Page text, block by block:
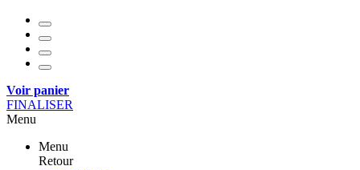
Voir panier
FINALISER
Menu
Menu
Retour